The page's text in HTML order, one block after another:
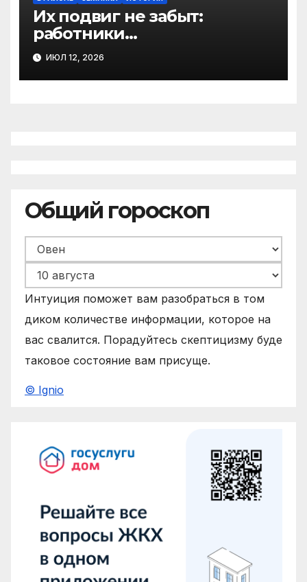
Их подвиг не забыт:
работники
Березниковского
техникума — участники
Великой Отечественной
ИЮЛ 12, 2026
Общий гороскоп
Интуиция поможет вам разобраться в том
диком количестве информации, которое на
вас свалится. Порадуйтесь скептицизму буде
таковое состояние вам присуще.
© Ignio